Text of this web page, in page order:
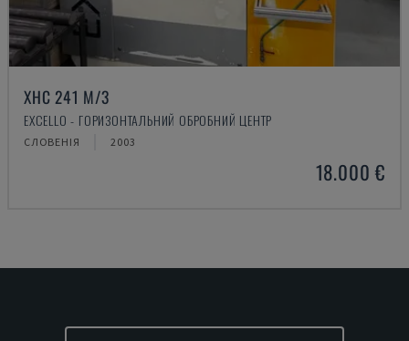
XHC 241 M/3
EXCELLO - ГОРИЗОНТАЛЬНИЙ ОБРОБНИЙ ЦЕНТР
СЛОВЕНІЯ 2003
18.000 €